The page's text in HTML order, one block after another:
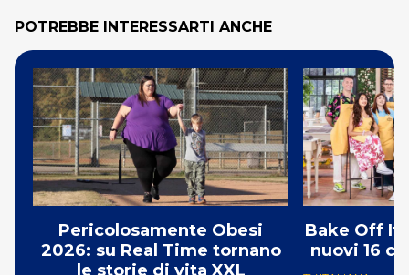
POTREBBE INTERESSARTI ANCHE
Pericolosamente Obesi
2026: su Real Time tornano
le storie di vita XXL
Bake Off
nuovi 16